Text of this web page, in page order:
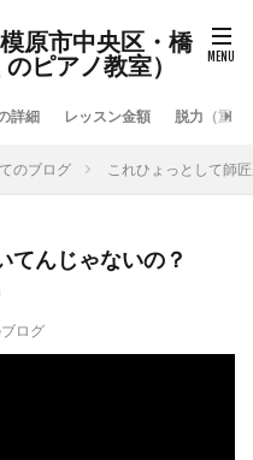
原市中央区・橋
ピアノ教室）
詳細 レッスン金額 脱力（重力
のブログ これひょっとして師
てんじゃないの？
ログ